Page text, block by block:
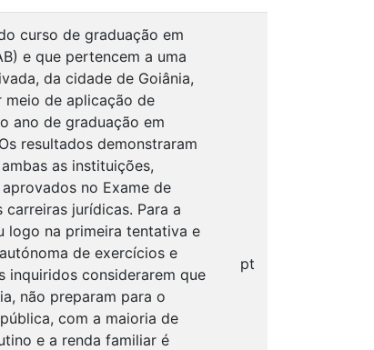
curso de graduação em
e que pertencem a uma
da cidade de Goiânia,
meio de aplicação de
ano de graduação em
resultados demonstraram
as instituições,
no Exame de
jurídicas. Para a
logo na primeira tentativa e
de exercícios e
inquiridos considerarem que
não preparam para o
com a maioria de
e a renda familiar é
pt